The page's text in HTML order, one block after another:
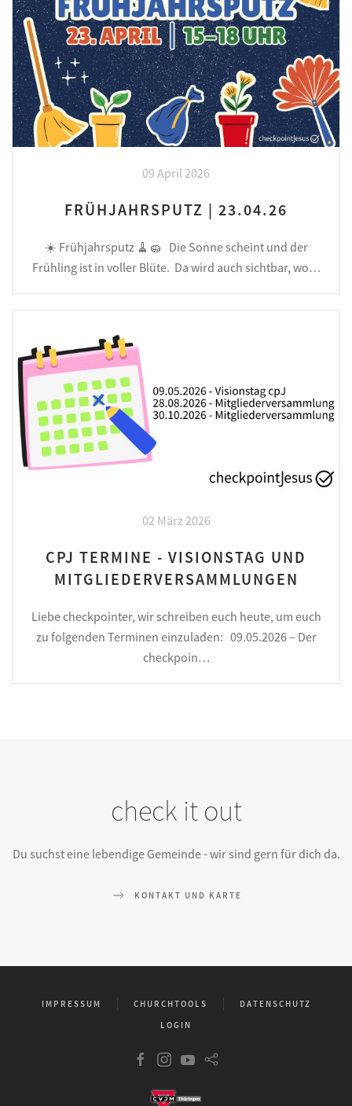
09 April 2026
FRÜHJAHRSPUTZ | 23.04.26
☀️ Frühjahrsputz 🧹🧽 Die Sonne scheint und der
Frühling ist in voller Blüte. Da wird auch sichtbar, wo…
02 März 2026
CPJ TERMINE - VISIONSTAG UND
MITGLIEDERVERSAMMLUNGEN
Liebe checkpointer, wir schreiben euch heute, um euch
zu folgenden Terminen einzuladen: 09.05.2026 – Der
checkpoin…
check it out
Du suchst eine lebendige Gemeinde - wir sind gern für dich da.
KONTAKT UND KARTE
IMPRESSUM CHURCHTOOLS
DATENSCHUTZ
LOGIN